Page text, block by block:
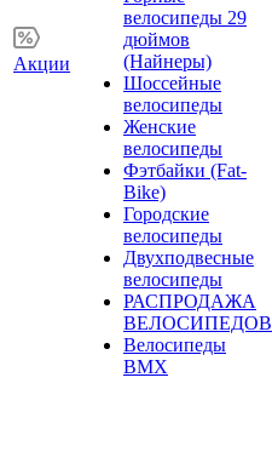
Акции
велосипеды 29
дюймов
(Найнеры)
Шоссейные
велосипеды
Женские
велосипеды
Фэтбайки (Fat-
Bike)
Городские
велосипеды
Двухподвесные
велосипеды
РАСПРОДАЖА
ВЕЛОСИПЕДОВ
Велосипеды
BMX